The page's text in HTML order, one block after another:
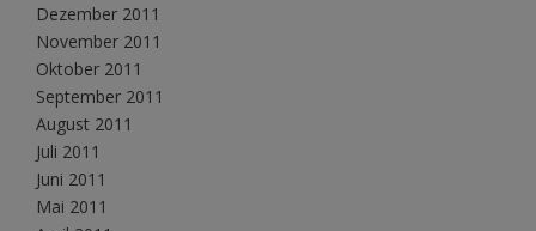
Dezember 2011
November 2011
Oktober 2011
September 2011
August 2011
Juli 2011
Juni 2011
Mai 2011